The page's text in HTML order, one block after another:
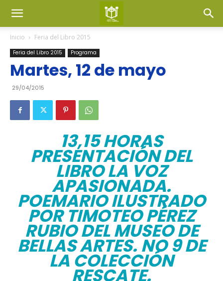
Inicio Feria del Libro 2015
Feria del Libro 2015 Programa
Martes, 12 de mayo
29/04/2015
13,15 HORAS
PRESENTACIÓN DEL
LIBRO LA VOZ
APASIONADA.
POEMARIO ILUSTRADO
POR TIMOTEO PÉREZ
RUBIO DEL MUSEO DE
BELLAS ARTES. NO 9 DE
LA COLECCIÓN
RESCATE.